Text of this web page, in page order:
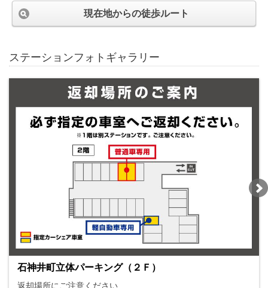
現在地からの徒歩ルート
ステーションフォトギャラリー
石神井町立体パーキング（２Ｆ）
返却場所にご注意ください